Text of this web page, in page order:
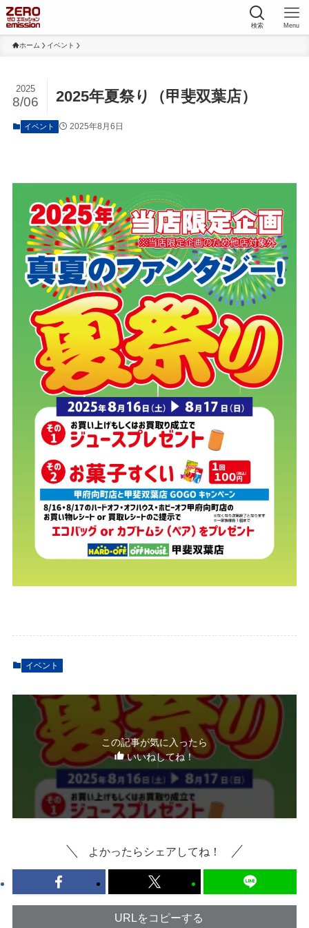
検索 Menu
ホーム イベント
2025年夏祭り（甲斐双葉店）
2025
8/06
イベント 2025年8月6日
イベント
この記事が気に入ったら
いいねしてね！
よかったらシェアしてね！
URLをコピーする